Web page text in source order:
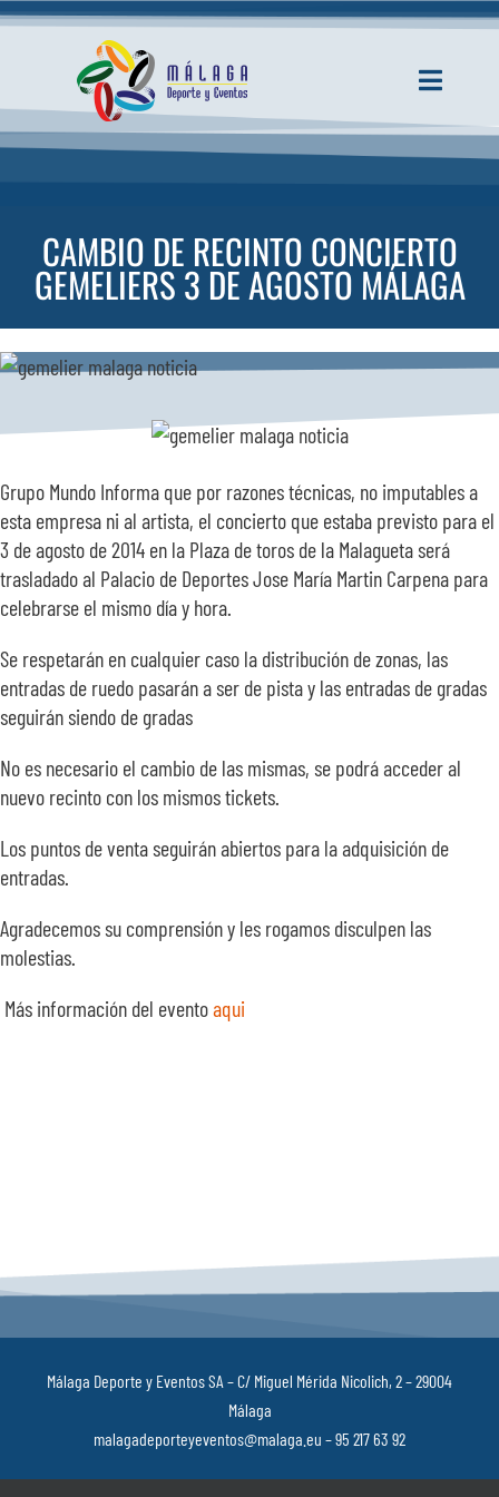
Saltar
Toggle
INICIO
SERVICIOS
EVENTOS
SOBRE NOSOTROS
TRANSPARENCIA
CAMBIO DE RECINTO CONCIERTO
GEMELIERS 3 DE AGOSTO MÁLAGA
Grupo Mundo Informa que por razones técnicas, no imputables a
esta empresa ni al artista, el concierto que estaba previsto para el
3 de agosto de 2014 en la Plaza de toros de la Malagueta será
trasladado al Palacio de Deportes Jose María Martin Carpena para
celebrarse el mismo día y hora.
Se respetarán en cualquier caso la distribución de zonas, las
entradas de ruedo pasarán a ser de pista y las entradas de gradas
seguirán siendo de gradas
No es necesario el cambio de las mismas, se podrá acceder al
nuevo recinto con los mismos tickets.
Los puntos de venta seguirán abiertos para la adquisición de
entradas.
Agradecemos su comprensión y les rogamos disculpen las
molestias.
Más información del eventoaqui
Málaga Deporte y Eventos SA – C/ Miguel Mérida Nicolich, 2 – 29004
Málaga
malagadeporteyeventos@malaga.eu – 95 217 63 92
Política de privacidad–Aviso Legal–Política de cookies–Canal ético–